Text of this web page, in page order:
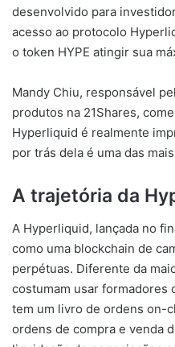
desenvolvido para
acesso ao protocolo
o token HYPE atingir sua
Mandy Chiu, responsável
produtos na 21Shares,
Hyperliquid é realmente
por trás dela é uma das
A trajetória da
A Hyperliquid, lançada no
como uma blockchain de
perpétuas. Diferente da
costumam usar formadores
tem um livro de ordens on-
ordens de compra e venda